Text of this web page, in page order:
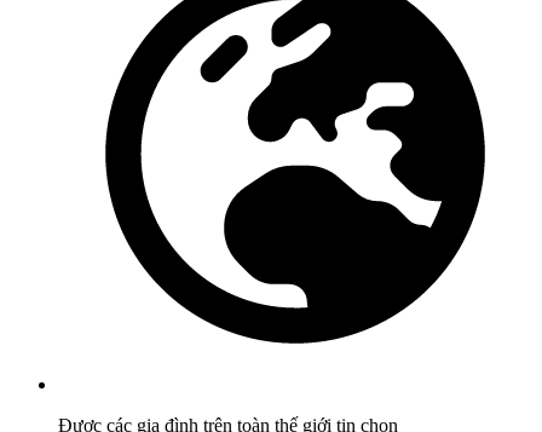
Được các gia đình trên toàn thế giới tin chọn